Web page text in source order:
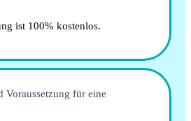
ist 100% kostenlos.
Voraussetzung für eine